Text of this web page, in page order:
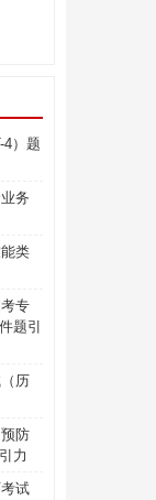
4）题
务
类
专
题引
历
防
力
试